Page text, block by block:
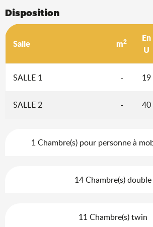
Disposition
Salle m2
En
U
SALLE 1 - 19
SALLE 2 - 40
1 Chambre(s) pour personne à
14 Chambre(s) double
11 Chambre(s) twin